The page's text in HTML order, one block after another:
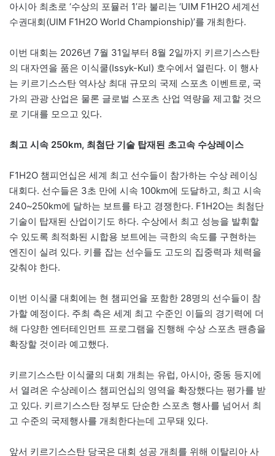
아시아 최초로 ‘수상의 포뮬러 1’라 불리는 ‘UIM F1H2O 세계선
수권대회(UIM F1H2O World Championship)’를 개최한다.
이번 대회는 2026년 7월 31일부터 8월 2일까지 키르기스스탄
의 대자연을 품은 이식쿨(Issyk-Kul) 호수에서 열린다. 이 행사
는 키르기스스탄 역사상 최대 규모의 국제 스포츠 이벤트로, 국
가의 관광 산업은 물론 글로벌 스포츠 산업 역량을 제고할 것으
로 기대를 모으고 있다.
최고 시속 250km, 최첨단 기술 탑재된 초고속 수상레이스
F1H2O 챔피언십은 세계 최고 선수들이 참가하는 수상 레이싱
대회다. 선수들은 3초 만에 시속 100km에 도달하고, 최고 시속
240~250km에 달하는 보트를 타고 경쟁한다. F1H2O는 최첨단
기술이 탑재된 산업이기도 하다. 수상에서 최고 성능을 발휘할
수 있도록 최적화된 시합용 보트에는 극한의 속도를 구현하는
엔진이 실려 있다. 키를 잡는 선수들도 고도의 집중력과 체력을
갖춰야 한다.
이번 이식쿨 대회에는 현 챔피언을 포함한 28명의 선수들이 참
가할 예정이다. 주최 측은 세계 최고 수준인 이들의 경기력에 더
해 다양한 엔터테인먼트 프로그램을 진행해 수상 스포츠 팬층을
확장할 것이라 예고했다.
키르기스스탄 이식쿨의 대회 개최는 유럽, 아시아, 중동 등지에
서 열려온 수상레이스 챔피언십의 영역을 확장했다는 평가를 받
고 있다. 키르기스스탄 정부도 단순한 스포츠 행사를 넘어서 최
고 수준의 국제행사를 개최한다는데 고무돼 있다.
앞서 키르기스스탄 당국은 대회 성공 개최를 위해 이탈리아 사